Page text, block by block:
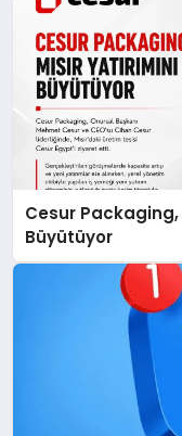
Cesur Packaging,
Büyütüyor